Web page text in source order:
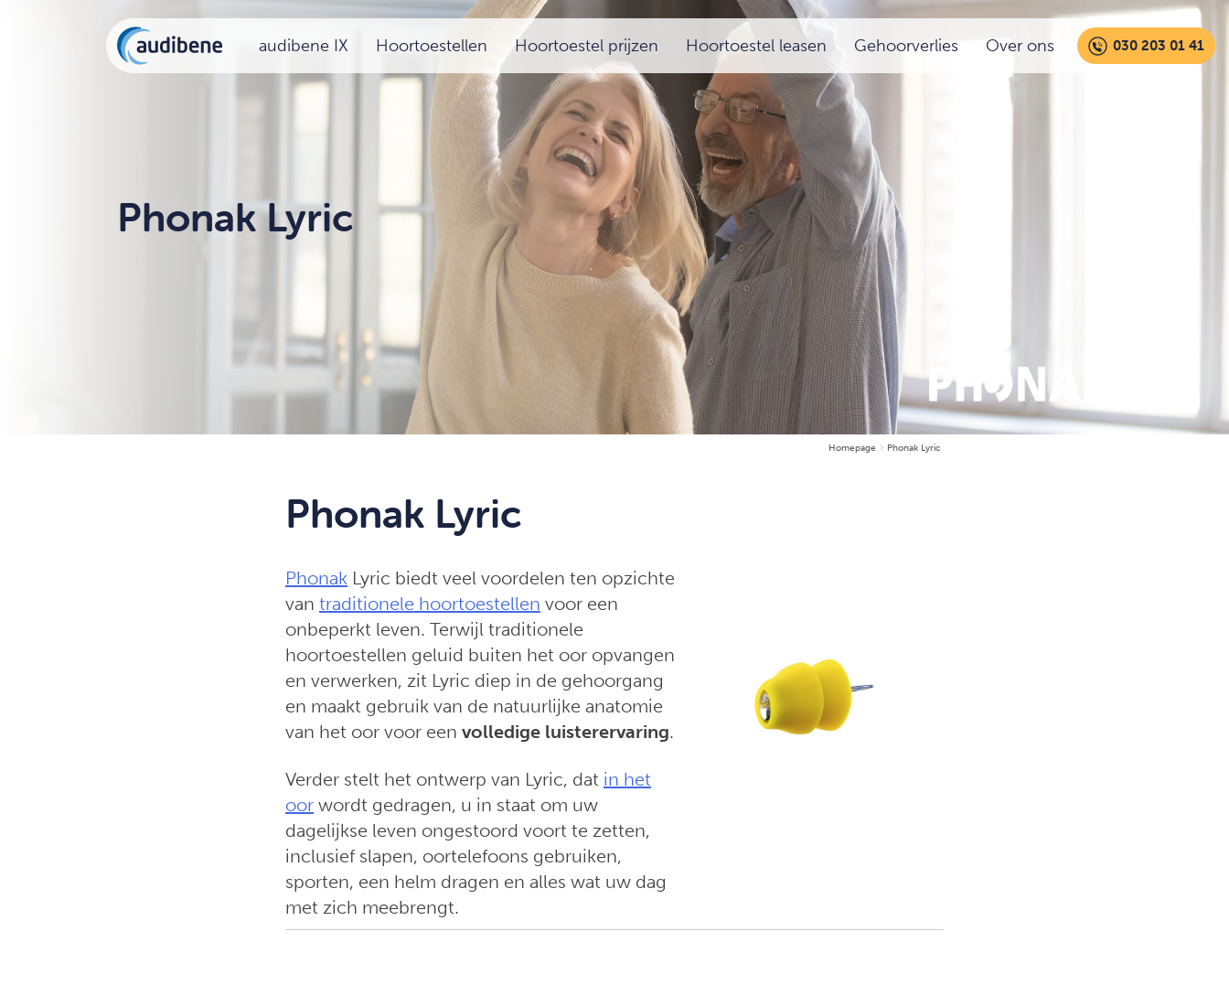
audibene IX Hoortoestellen Hoortoestel prijzen Hoortoestel leasen Gehoorverlies Over ons 030 203 01 41
Phonak Lyric
Homepage Phonak Lyric
Phonak Lyric
Phonak Lyric biedt veel voordelen ten opzichte
van traditionele hoortoestellen voor een
onbeperkt leven. Terwijl traditionele
hoortoestellen geluid buiten het oor opvangen
en verwerken, zit Lyric diep in de gehoorgang
en maakt gebruik van de natuurlijke anatomie
van het oor voor een volledige luisterervaring.
Verder stelt het ontwerp van Lyric, dat in het
oor wordt gedragen, u in staat om uw
dagelijkse leven ongestoord voort te zetten,
inclusief slapen, oortelefoons gebruiken,
sporten, een helm dragen en alles wat uw dag
met zich meebrengt.